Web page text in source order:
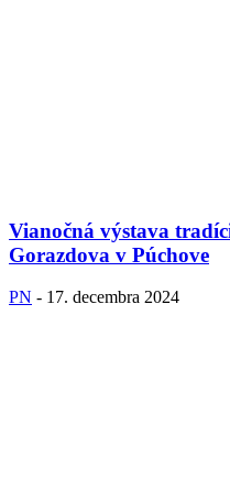
Vianočná výstava
Gorazdova v Púchove
PN - 17. decembra 2024